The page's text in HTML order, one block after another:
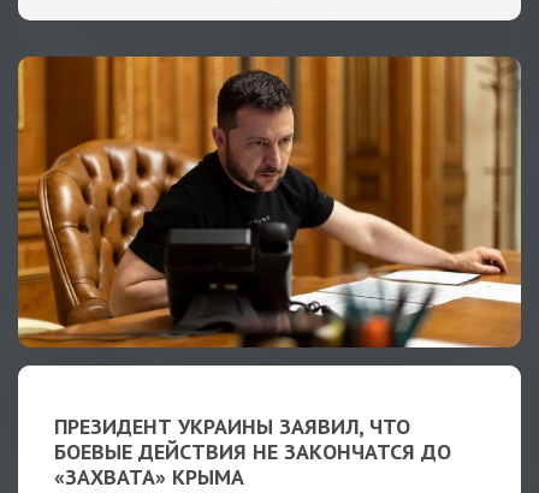
ПРЕЗИДЕНТ УКРАИНЫ ЗАЯВИЛ, ЧТО
БОЕВЫЕ ДЕЙСТВИЯ НЕ ЗАКОНЧАТСЯ ДО
«ЗАХВАТА» КРЫМА